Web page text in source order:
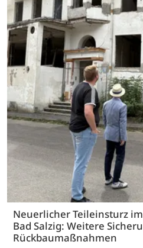
Neuerlicher Teileinsturz
Bad Salzig: Weitere
Rückbaumaßnahmen